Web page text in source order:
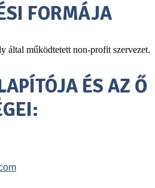
FORMÁJA
által működtetett non-profit szervezet.
ÉS AZ Ő